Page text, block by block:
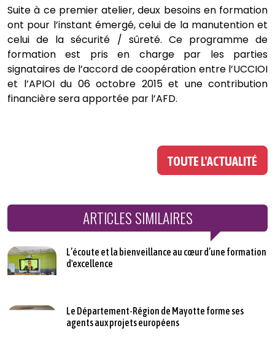
Suite à ce premier atelier, deux besoins en formation
ont pour l’instant émergé, celui de la manutention et
celui de la sécurité / sûreté. Ce programme de
formation est pris en charge par les parties
signataires de l’accord de coopération entre l’UCCIOI
et l’APIOI du 06 octobre 2015 et une contribution
financière sera apportée par l’AFD.
TOUTE L'ACTUALITÉ
ARTICLES SIMILAIRES
L’écoute et la bienveillance au cœur d’une formation
d'excellence
Le Département-Région de Mayotte forme ses
agents aux projets européens